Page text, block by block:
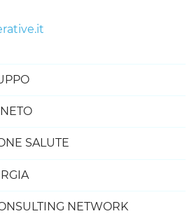
di sistema
SALUTE
NETWORK